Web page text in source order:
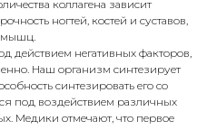
коллагена зависит
ногтей, костей и суставов,
мышц.
действием негативных факторов,
Наш организм синтезирует
синтезировать его со
под воздействием различных
Медики отмечают, что первое